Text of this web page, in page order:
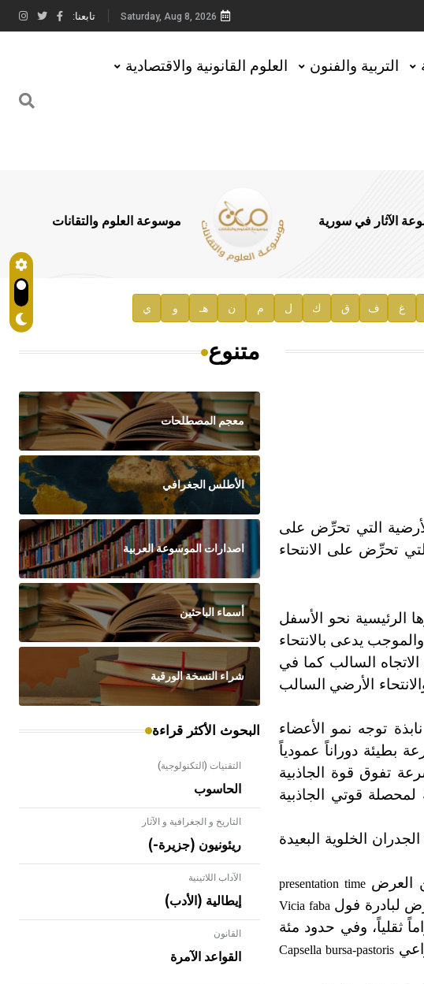
Saturday, Aug 8, 2026 تابعنا:
التربية والفنون العلوم القانونية والاقتصادية
الآثار في سورية موسوعة العلوم والتقانات
غ ف ق ك ل م ن هـ و ي
التي تحرِّض على
تحرِّض على الانتحاء
الرئيسية نحو الأسفل
والموجب يدعى بالانتحاء
الاتجاه السالب كما في
الأرضي السالب
توجه نمو الأعضاء
بطيئة دوراناً عمودياً
تفوق قوة الجاذبية
قوتي الجاذبية
الخلوية البعيدة
العرضpresentation time
لبادرة فول Vicia faba
فضلى من مرتبة 30 درجة مئوية، في حُدود خمس ثوان لكل قوة نابذة مقدارها 55 غراماً ثقلياً، وفي حدود مئة
Capsella bursa-pastoris
متنوع
معجم المصطلحات
الأطلس الجغرافي
اصدارات الموسوعة العربية
أسماء الباحثين
شراء النسخة الورقية
البحوث الأكثر قراءة
التقنيات (التكنولوجية)
الحاسوب
التاريخ و الجغرافية و الآثار
ريئونيون (جزيرة-)
الآداب اللاتينية
إيطالية (الأدب)
القانون
القواعد الآمرة
- هل تعلم أن الأبلق نوع من الفنون
الهندسية التي ارتبطت بالعمارة الإسلامية
في بلاد الشام ومصر خاصة، حيث يحرص